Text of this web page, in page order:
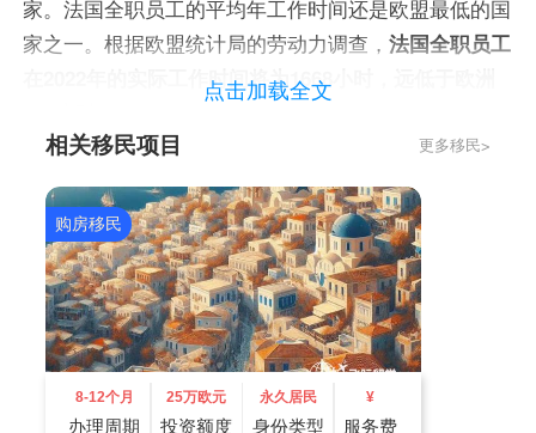
家。法国全职员工的平均年工作时间还是欧盟最低的国
家之一。根据欧盟统计局的劳动力调查，法国全职员工
在2022年的实际工作时间将为1668小时，远低于欧洲
希腊制定了一些限制逃税措施的法案，包括对自由职业
者、个体经营者和企业进行多项税收征收和打击逃税措
施。所有这些变化的目的都是限制逃税，增加公共收
入。财政部估计，公共收入每年将达到30亿欧元；具体
来说，从2024年1月1日起，税收将发生重大变化，尤
其是对于自由职业者和个体经营者。
点击加载全文
相关移民项目 更多移民>
购房移民
8-12个月
办理周期
25万欧元
投资额度
永久居民
身份类型
¥
服务费